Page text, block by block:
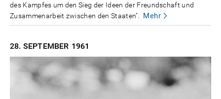
des Kampfes um den Sieg der Ideen der Freundschaft und
Zusammenarbeit zwischen den Staaten".
Mehr
28. SEPTEMBER 1961